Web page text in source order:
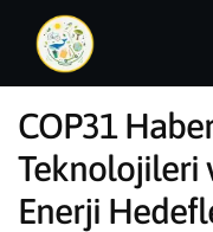
COP31
Teknolojileri
Enerji